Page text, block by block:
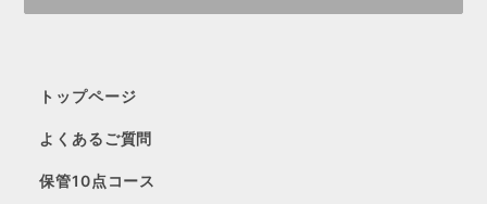
トップページ
よくあるご質問
保管10点コース